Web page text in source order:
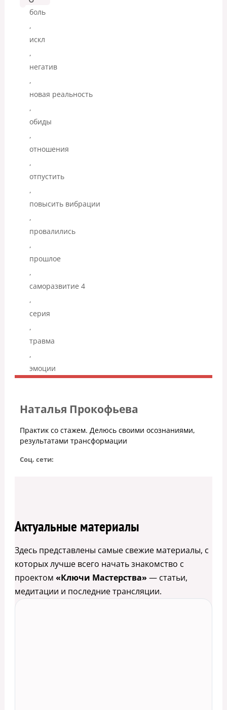
боль
,
искл
,
негатив
,
новая реальность
,
обиды
,
отношения
,
отпустить
,
повысить вибрации
,
провалились
,
прошлое
,
саморазвитие 4
,
серия
,
травма
,
эмоции
Наталья Прокофьева
Практик со стажем. Делюсь своими осознаниями,
результатами трансформации
Соц. сети:
Актуальные материалы
Здесь представлены самые свежие материалы, с
которых лучше всего начать знакомство с
проектом «Ключи Мастерства» — статьи,
медитации и последние трансляции.